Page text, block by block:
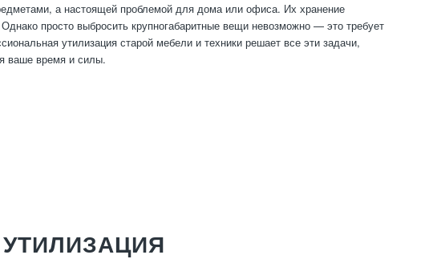
а настоящей проблемой для дома или офиса. Их хранение
просто выбросить крупногабаритные вещи невозможно — это требует
утилизация старой мебели и техники решает все эти задачи,
ваше время и силы.